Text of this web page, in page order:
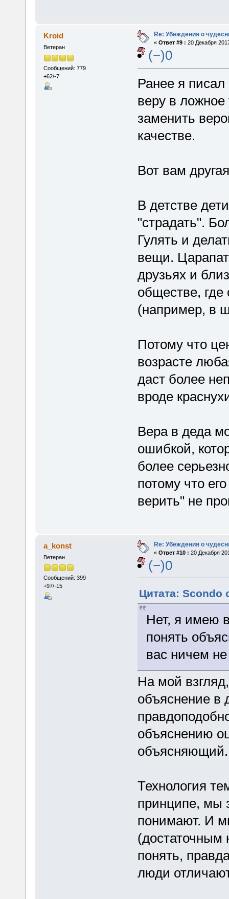
Kroid
Ветеран
Сообщений: 779
+62/-7
Re: Убеждения о
« Ответ #9 : 20 Декабря
(−)0
Ранее я писал
веру в
заменить
качестве.
Вот вам
В детстве
"страдать".
Гулять и
вещи.
друзьях и
обществе,
(например, в
Потому что
возрасте
даст более
вроде
Вера в деда
ошибкой,
более
потому что
верить" не
a_konst
Ветеран
Сообщений: 399
+97/-15
Re: Убеждения о
« Ответ #10 : 20 Декабря
(−)0
Цитата: Scondo
Нет, я имею
понять
вас ничем
На мой
объяснение в
объяснению
объясняющий.
Технология
принципе, мы
понимают. И
(достаточным
понять,
люди